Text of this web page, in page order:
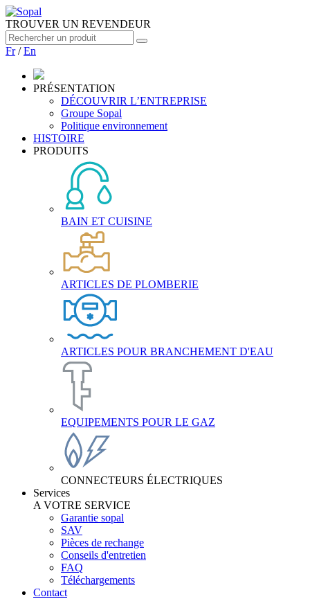
TROUVER UN REVENDEUR
Fr/En
PRÉSENTATION
DÉCOUVRIR L’ENTREPRISE
Groupe Sopal
Politique environnement
HISTOIRE
PRODUITS
BAIN ET CUISINE
ARTICLES DE PLOMBERIE
ARTICLES POUR BRANCHEMENT D'EAU
EQUIPEMENTS POUR LE GAZ
CONNECTEURS ÉLECTRIQUES
Services
A VOTRE SERVICE
Garantie sopal
SAV
Pièces de rechange
Conseils d'entretien
FAQ
Téléchargements
Contact